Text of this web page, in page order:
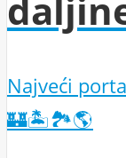
Najveći
🏰🏝️🏞️🌎